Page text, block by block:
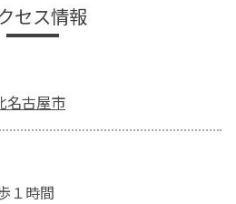
セス情報
名古屋市
１時間